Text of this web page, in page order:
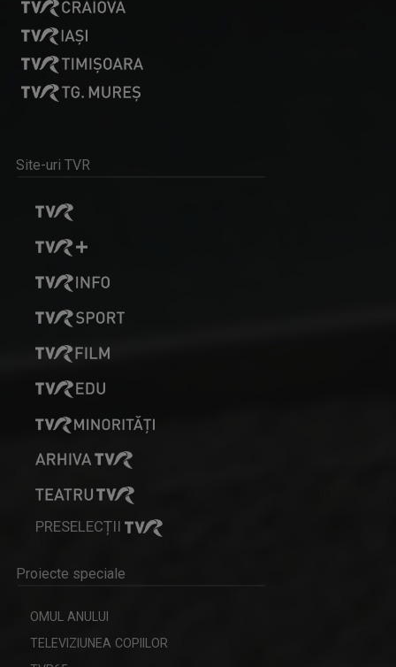
Site-uri TVR
PRESELECȚII
Proiecte speciale
OMUL ANULUI
TELEVIZIUNEA COPIILOR